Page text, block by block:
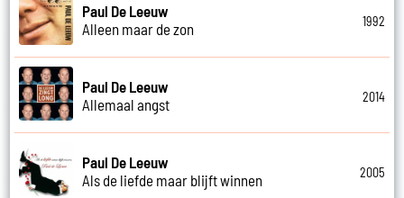
Paul De Leeuw
Alleen maar de zon
1992
Paul De Leeuw
Allemaal angst
2014
Paul De Leeuw
Als de liefde maar blijft winnen
2005